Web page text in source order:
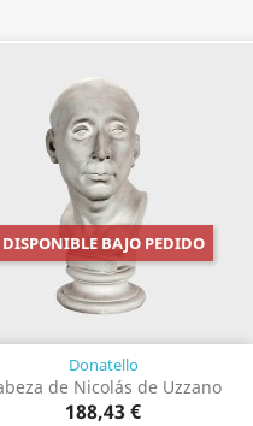
Donatello
de Nicolás de Uzzano
188,43 €
DISPONIBLE BAJO PEDIDO
Vista rápida